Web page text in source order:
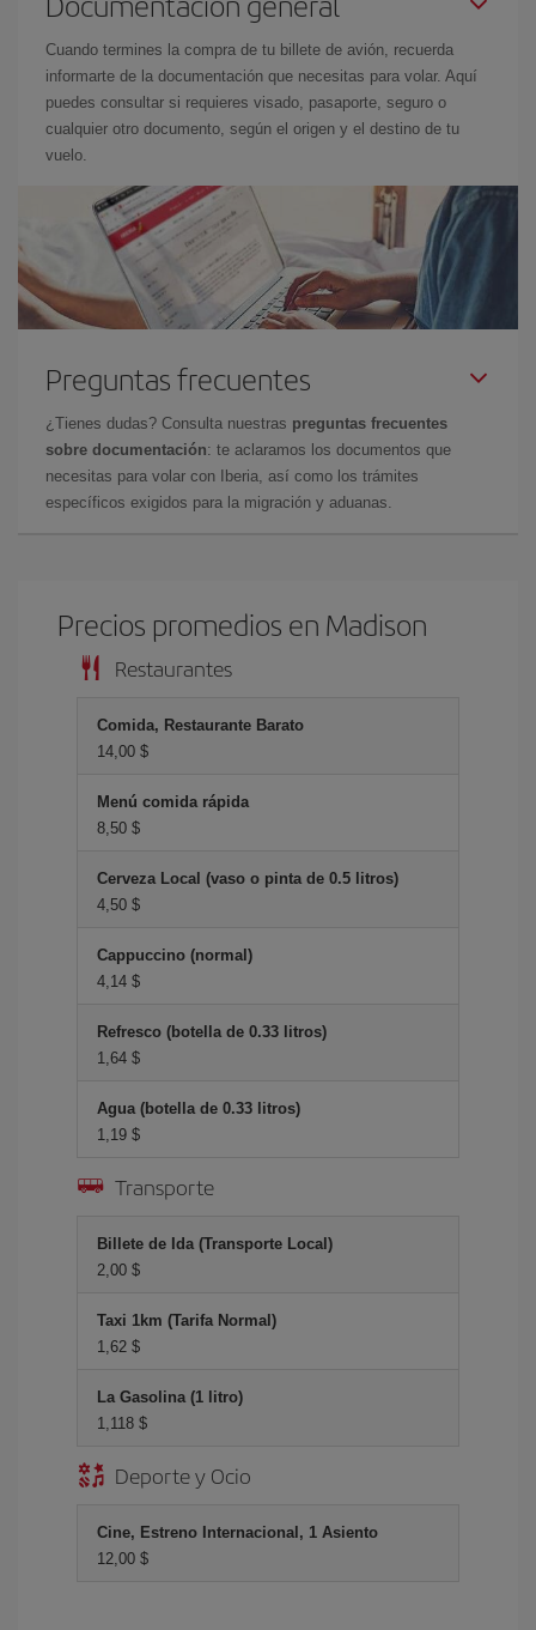
Cuando termines la compra de tu billete de avión, recuerda
informarte de la documentación que necesitas para volar. Aquí
puedes consultar si requieres visado, pasaporte, seguro o
cualquier otro documento, según el origen y el destino de tu
vuelo.
Preguntas frecuentes
¿Tienes dudas? Consulta nuestras preguntas frecuentes
sobre documentación: te aclaramos los documentos que
necesitas para volar con Iberia, así como los trámites
específicos exigidos para la migración y aduanas.
Precios promedios en Madison
Restaurantes
Comida, Restaurante Barato
14,00 $
Menú comida rápida
8,50 $
Cerveza Local (vaso o pinta de 0.5 litros)
4,50 $
Cappuccino (normal)
4,14 $
Refresco (botella de 0.33 litros)
1,64 $
Agua (botella de 0.33 litros)
1,19 $
Transporte
Billete de Ida (Transporte Local)
2,00 $
Taxi 1km (Tarifa Normal)
1,62 $
La Gasolina (1 litro)
1,118 $
Deporte y Ocio
Cine, Estreno Internacional, 1 Asiento
12,00 $